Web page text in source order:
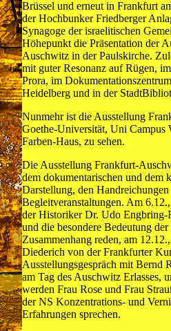
Brüssel und erneut in Frankfurt
der Hochbunker Friedberger
Synagoge der israelitischen
Höhepunkt die Präsentation der
Auschwitz in der Paulskirche.
mit guter Resonanz auf Rügen,
Prora, im
Heidelberg und in der
Nunmehr ist die Ausstellung
Goethe-Universität, Uni Campus
Farben-Haus, zu sehen.
Die Ausstellung Frankfurt-
dem dokumentarischen und dem
Darstellung, den
Begleitveranstaltungen. Am
der Historiker Dr. Udo Engbring-
und die besondere Bedeutung
Zusammenhang reden, am
Diederich von der Frankfurter
Ausstellungsgespräch mit Bernd
am Tag des Auschwitz Erlasses,
werden Frau Rose und Frau
der NS Konzentrations- und
Erfahrungen sprechen.